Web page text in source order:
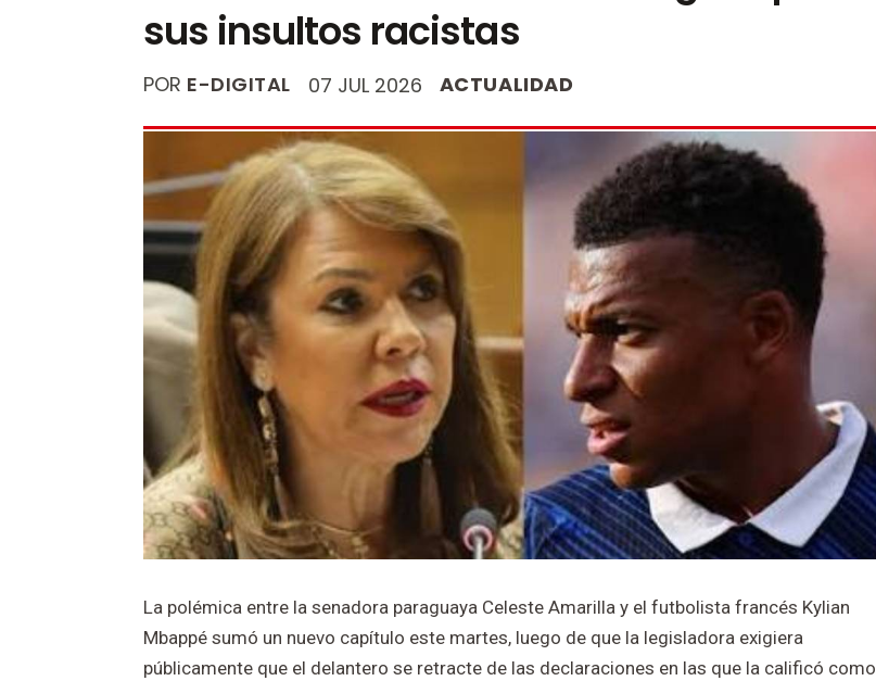
sus insultos racistas
POR E-DIGITAL 07 JUL 2026 ACTUALIDAD
La polémica entre la senadora paraguaya Celeste Amarilla y el futbolista francés Kylian
Mbappé sumó un nuevo capítulo este martes, luego de que la legisladora exigiera
públicamente que el delantero se retracte de las declaraciones en las que la calificó como